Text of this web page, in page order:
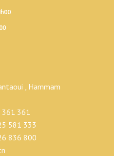
, Hammam
361
581 333
836 800